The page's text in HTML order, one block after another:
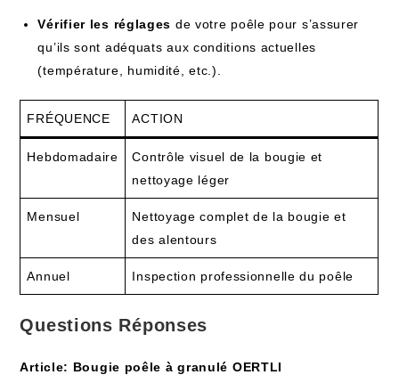
Vérifier les réglages de votre poêle pour s’assurer
qu’ils sont adéquats aux conditions actuelles
(température, humidité, etc.).
FRÉQUENCE ACTION
Hebdomadaire
Contrôle visuel de la bougie et
nettoyage léger
Mensuel
Nettoyage complet de la bougie et
des alentours
Annuel Inspection professionnelle du poêle
Questions Réponses
Article: Bougie poêle à granulé OERTLI